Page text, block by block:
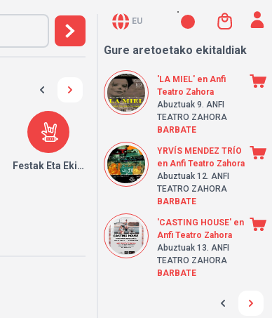
Festak Eta Ekitaldiak
EU
Gure aretoetako ekitaldiak
'LA MIEL' en Anfi
Teatro Zahora
Abuztuak 9. ANFI
TEATRO ZAHORA
BARBATE
YRVÍS MENDEZ TRÍO
en Anfi Teatro Zahora
Abuztuak 12. ANFI
TEATRO ZAHORA
BARBATE
'CASTING HOUSE' en
Anfi Teatro Zahora
Abuztuak 13. ANFI
TEATRO ZAHORA
BARBATE